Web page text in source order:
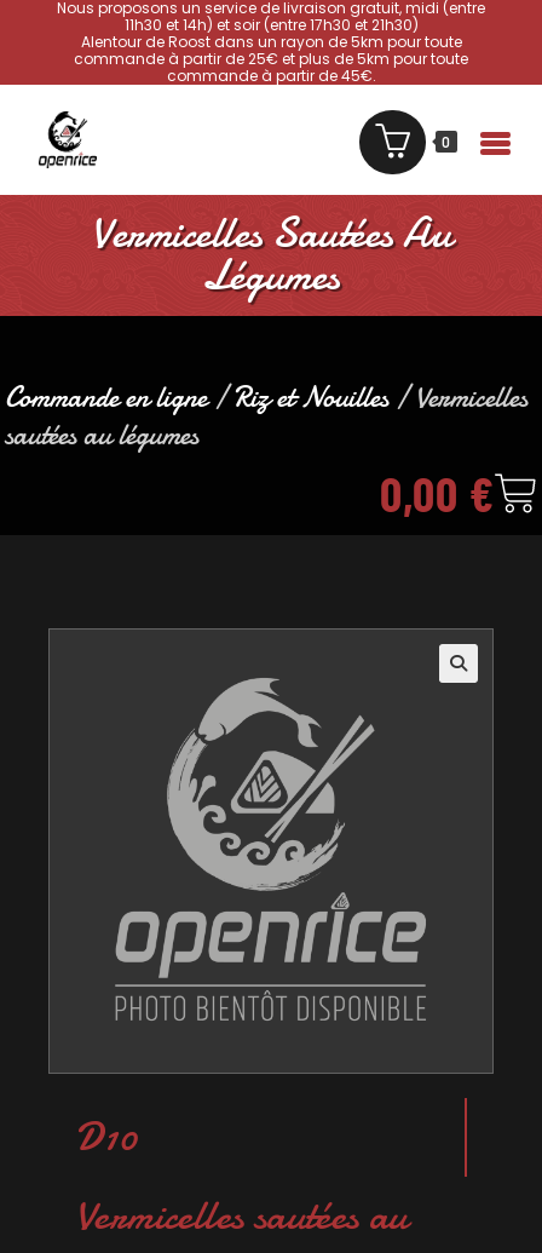
Nous proposons un service de livraison gratuit, midi (entre
11h30 et 14h) et soir (entre 17h30 et 21h30)
Alentour de Roost dans un rayon de 5km pour toute
commande à partir de 25€ et plus de 5km pour toute
commande à partir de 45€.
0
Vermicelles Sautées Au
Légumes
Commande en ligne/Riz et Nouilles/ Vermicelles
sautées au légumes
0,00 €
D10
Vermicelles sautées au